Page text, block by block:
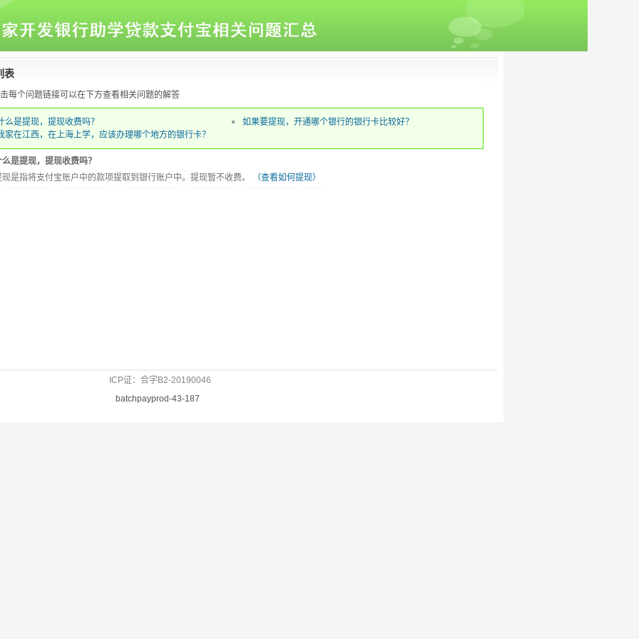
表
每个问题链接可以在下方查看相关问题的解答
么是提现，提现收费吗？
如果要提现，开通哪个银行的银行卡比较好？
家在江西，在上海上学，应该办理哪个地方的银行卡？
么是提现，提现收费吗？
现是指将支付宝账户中的款项提取到银行账户中。提现暂不收费。
（查看如何提现）
ICP证：合字B2-20190046
batchpayprod-43-187